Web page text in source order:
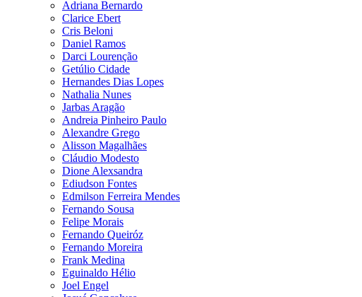
Adriana Bernardo
Clarice Ebert
Cris Beloni
Daniel Ramos
Darci Lourenção
Getúlio Cidade
Hernandes Dias Lopes
Nathalia Nunes
Jarbas Aragão
Andreia Pinheiro Paulo
Alexandre Grego
Alisson Magalhães
Cláudio Modesto
Dione Alexsandra
Ediudson Fontes
Edmilson Ferreira Mendes
Fernando Sousa
Felipe Morais
Fernando Queiróz
Fernando Moreira
Frank Medina
Eguinaldo Hélio
Joel Engel